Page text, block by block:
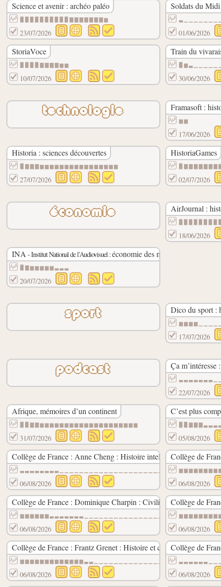
Science et avenir : archéo paléo
▉▉▉▉▉▉▉▉▉▉▇▇▇▇▇▇▇▆
23/07/2026
Soldats du Midi
01/06/2026
StoriaVoce
▉▉▉▉▇▇▇▇▆▆
10/07/2026
Train du
30/06/2026
technologie Framasoft :
▆▆
17/06/2026
Historia : sciences découvertes
▉▇▇▇▆▆▆▆▆▆▆▆▆▆▆▆▆▆▆▆
27/07/2026
HistoriaGames
02/07/2026
économie AirJournal :
18/06/2026
INA - Institut National de l’Audiovisuel :économie des médias
▉▇▆▆▆▆▆▃▃▃
20/07/2026
sport Dico du sport :
17/07/2026
podcast Ça m’intéresse
22/07/2026
Afrique, mémoires d’un continent
▉▉▇▇▆▆▆▆▆▆▆▆▆▆▆▆▆▆▆▆▆▆▆▆
31/07/2026
C’est plus
05/08/2026
Collège de France : Anne Cheng : Histoire intellectuelle de la
06/08/2026
Collège de
06/08/2026
Collège de France : Dominique Charpin : Civilisation
06/08/2026
Collège de
06/08/2026
Collège de France : Frantz Grenet : Histoire et cultures de l’Asie
06/08/2026
Collège de
06/08/2026